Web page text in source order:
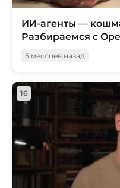
ИИ-агенты —
Разбираемся с
5 месяцев назад
16